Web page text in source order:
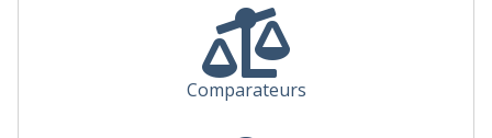
Comparateurs